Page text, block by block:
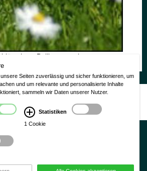
Bellis perennis
|Impressum| Datenschutzerklärung
CMS Laurin Version 3.0
Seiten zuverlässig und sicher funktionieren, um
und um relevante und personalisierte Inhalte
sammeln wir Daten unserer Nutzer.
Statistiken
1 Cookie